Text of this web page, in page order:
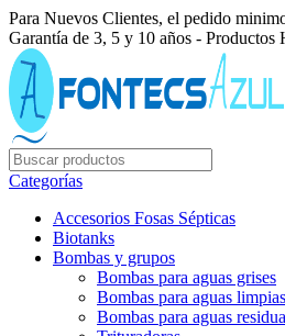
Para Nuevos Clientes, el pedido
Garantía de 3, 5 y 10 años - Productos
Categorías
Accesorios Fosas Sépticas
Biotanks
Bombas y grupos
Bombas para aguas grises
Bombas para aguas limpias
Bombas para aguas